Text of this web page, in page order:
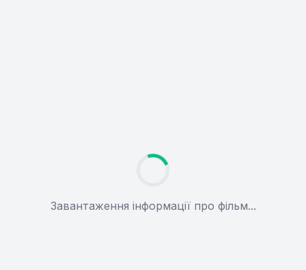
Завантаження інформації про фільм...